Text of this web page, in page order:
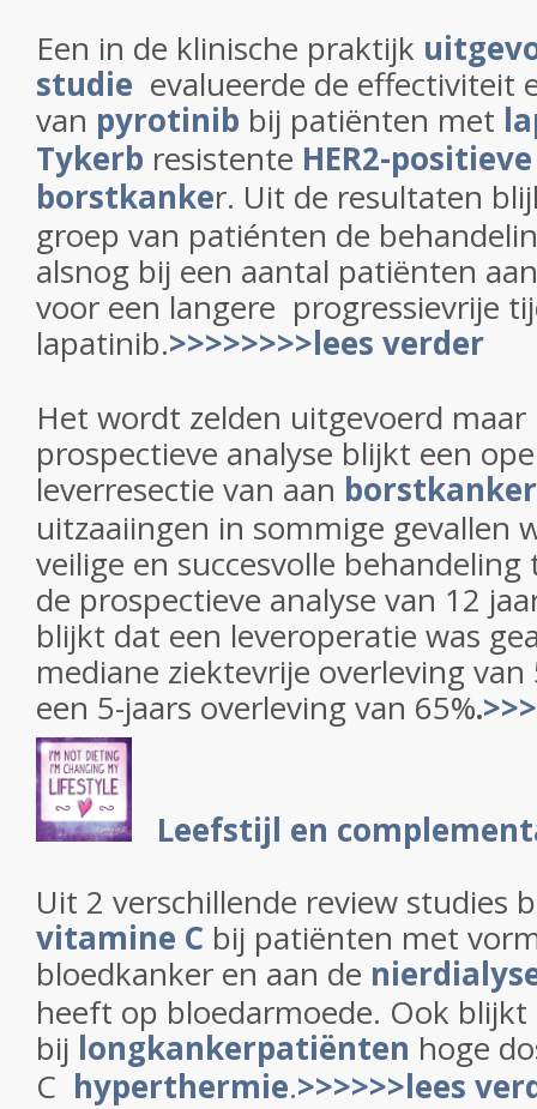
Een in de klinische praktijk
studie evalueerde de effectiviteit
van pyrotinib bij patiënten met
Tykerb resistente HER2-
borstkanker. Uit de resultaten
groep van patiénten de
alsnog bij een aantal patiënten
voor een langere progressievrije
lapatinib.>>>>>>>>lees verder
Het wordt zelden uitgevoerd
prospectieve analyse blijkt een
leverresectie van aan borstkanker
uitzaaiingen in sommige gevallen
veilige en succesvolle
de prospectieve analyse van 12
blijkt dat een leveroperatie was
mediane ziektevrije overleving
een 5-jaars overleving van 65%.
Leefstijl en
Uit 2 verschillende review studies
vitamine C bij patiënten met
bloedkanker en aan de
heeft op bloedarmoede. Ook blijkt
bij longkankerpatiënten hoge
C hyperthermie.>>>>>>lees